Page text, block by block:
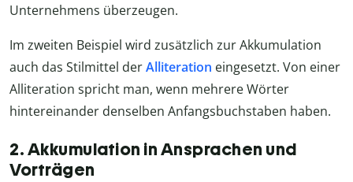
Unternehmens überzeugen.
Im zweiten Beispiel wird zusätzlich zur Akkumulation
auch das Stilmittel derAlliteration eingesetzt. Von einer
Alliteration spricht man, wenn mehrere Wörter
hintereinander denselben Anfangsbuchstaben haben.
2. Akkumulation in Ansprachen und
Vorträgen